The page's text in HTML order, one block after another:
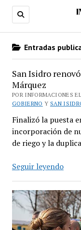
Entradas
San Isidro
Márquez
POR INFORMACIONES
GOBIERNO Y SAN
Finalizó la puesta
incorporación de
de riego y la
Seguir leyendoSan
por
el